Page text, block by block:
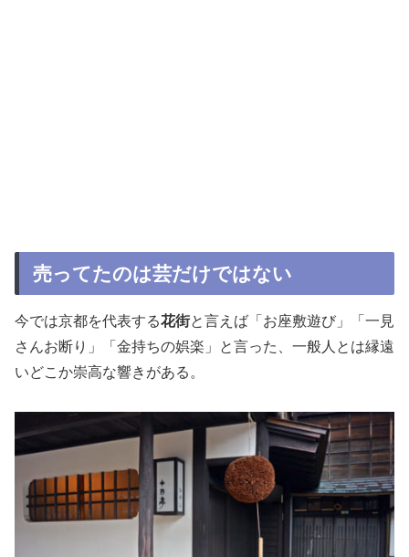
売ってたのは芸だけではない
今では京都を代表する花街と言えば「お座敷遊び」「一見
さんお断り」「金持ちの娯楽」と言った、一般人とは縁遠
いどこか崇高な響きがある。